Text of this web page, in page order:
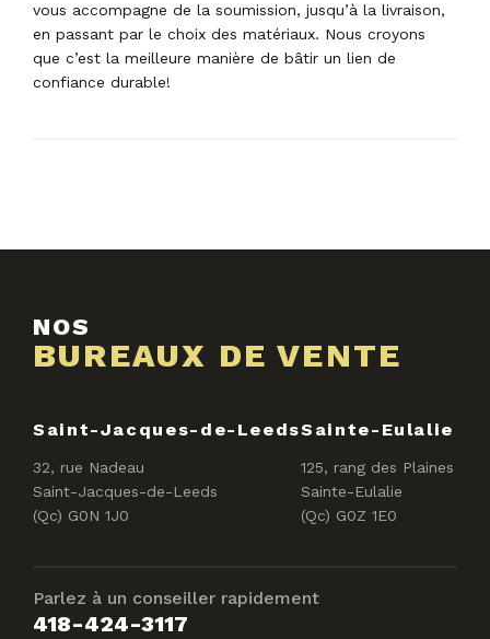
vous accompagne de la soumission, jusqu’à la livraison,
en passant par le choix des matériaux. Nous croyons
que c’est la meilleure manière de bâtir un lien de
confiance durable!
NOS
BUREAUX DE VENTE
Saint-Jacques-de-Leeds
32, rue Nadeau
Saint-Jacques-de-Leeds
(Qc) G0N 1J0
Sainte-Eulalie
125, rang des Plaines
Sainte-Eulalie
(Qc) G0Z 1E0
Parlez à un conseiller rapidement
418-424-3117